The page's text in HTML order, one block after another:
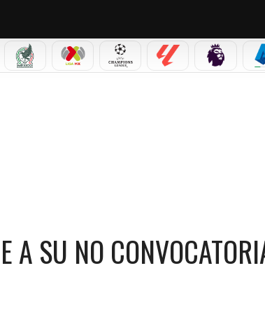
2026
SELECCIÓN MEXICANA
LIGA MX CHAMPIONS LEAGUE
LALIGA PREMIER
A SU NO